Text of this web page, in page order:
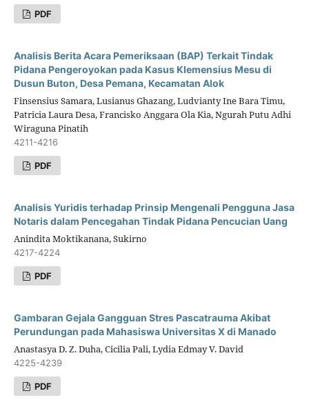
PDF
Analisis Berita Acara Pemeriksaan (BAP) Terkait Tindak
Pidana Pengeroyokan pada Kasus Klemensius Mesu di
Dusun Buton, Desa Pemana, Kecamatan Alok
Finsensius Samara, Lusianus Ghazang, Ludvianty Ine Bara Timu,
Patricia Laura Desa, Francisko Anggara Ola Kia, Ngurah Putu Adhi
Wiraguna Pinatih
4211-4216
PDF
Analisis Yuridis terhadap Prinsip Mengenali Pengguna Jasa
Notaris dalam Pencegahan Tindak Pidana Pencucian Uang
Anindita Moktikanana, Sukirno
4217-4224
PDF
Gambaran Gejala Gangguan Stres Pascatrauma Akibat
Perundungan pada Mahasiswa Universitas X di Manado
Anastasya D. Z. Duha, Cicilia Pali, Lydia Edmay V. David
4225-4239
PDF